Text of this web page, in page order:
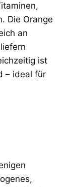
Die Orange
an
ist
– ideal für